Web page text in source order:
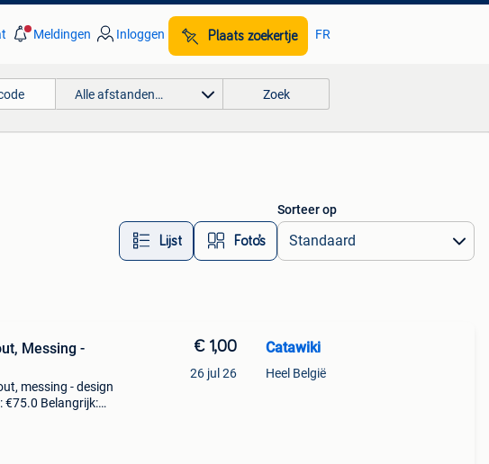
Meldingen Inloggen Plaats zoekertje FR
Alle afstanden… Zoek
Lijst Foto’s
Sorteer op
Messing -
messing - design
€75.0 Belangrijk:
€ 1,00
26 jul 26
Catawiki
Heel België